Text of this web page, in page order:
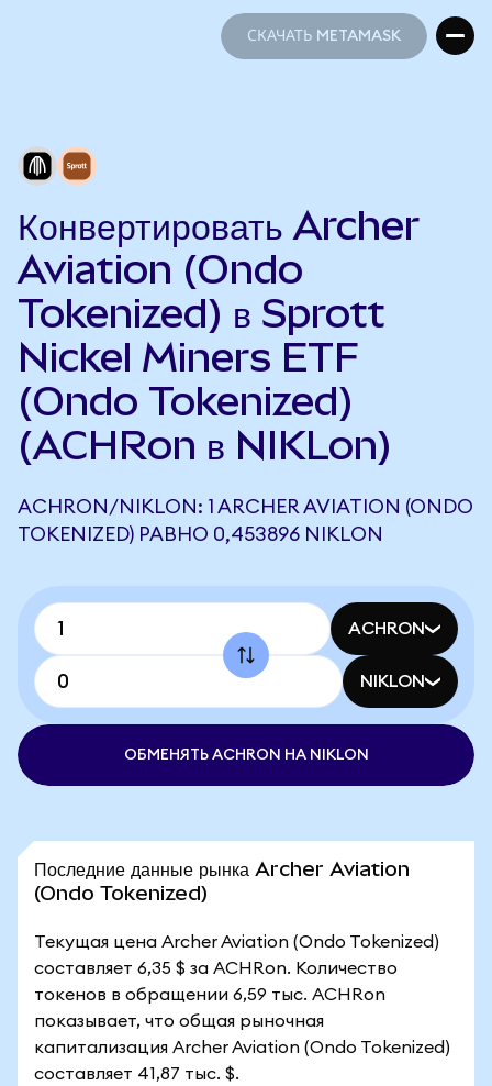
СКАЧАТЬ METAMASK
Конвертировать Archer
Aviation (Ondo
Tokenized) в Sprott
Nickel Miners ETF
(Ondo Tokenized)
(ACHRon в NIKLon)
ACHRON/NIKLON: 1 ARCHER AVIATION (ONDO
TOKENIZED) РАВНО 0,453896 NIKLON
ACHRON
NIKLON
ОБМЕНЯТЬ ACHRON НА NIKLON
Последние данные рынка Archer Aviation
(Ondo Tokenized)
Текущая цена Archer Aviation (Ondo Tokenized)
составляет 6,35 $ за ACHRon. Количество
токенов в обращении 6,59 тыс. ACHRon
показывает, что общая рыночная
капитализация Archer Aviation (Ondo Tokenized)
составляет 41,87 тыс. $.